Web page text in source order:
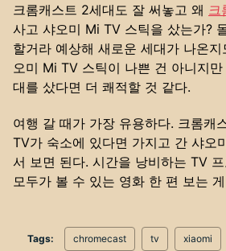
크롬캐스트 2세대도 잘 써놓고 왜 크
사고 샤오미 Mi TV 스틱을 샀는가?
할거라 예상해 새로운 세대가 나온
오미 Mi TV 스틱이 나쁜 건 아니지
대를 샀다면 더 쾌적할 것 같다.
여행 갈 때가 가장 유용하다. 크롬캐
TV가 숙소에 있다면 가지고 간 샤오
서 보면 된다. 시간을 낭비하는 TV
모두가 볼 수 있는 영화 한 편 보는
Tags: chromecast tv xiaomi